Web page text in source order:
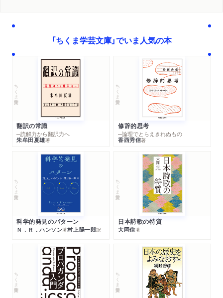
「ちくま学芸文庫」でいま人気の本
ちくま学芸文庫
翻訳の常識
─読解力から翻訳力へ
朱牟田夏雄著
ちくま学芸文庫
修辞的思考
─論理でとらえきれぬもの
香西秀信著
ちくま学芸文庫
科学的発見のパターン
Ｎ．Ｒ．ハンソン著村上陽一郎訳
ちくま学芸文庫
日本詩歌の特質
大岡信著
ちくま学芸文庫 ちくま学芸文庫